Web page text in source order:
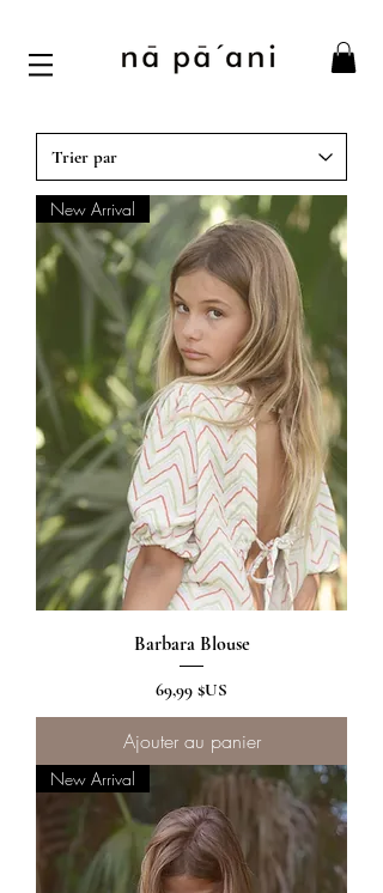
New Arrival
Barbara Blouse
Prix
69,99 $US
Ajouter au panier
New Arrival